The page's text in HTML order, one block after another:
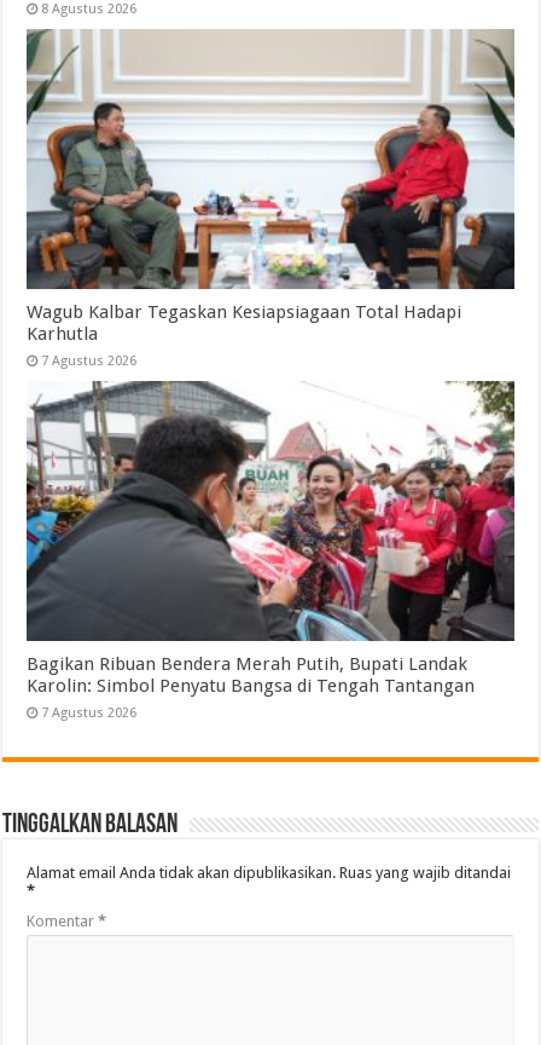
8 Agustus 2026
Wagub Kalbar Tegaskan Kesiapsiagaan Total Hadapi
Karhutla
7 Agustus 2026
Bagikan Ribuan Bendera Merah Putih, Bupati Landak
Karolin: Simbol Penyatu Bangsa di Tengah Tantangan
7 Agustus 2026
Tinggalkan Balasan
Alamat email Anda tidak akan dipublikasikan. Ruas yang wajib ditandai
*
Komentar*